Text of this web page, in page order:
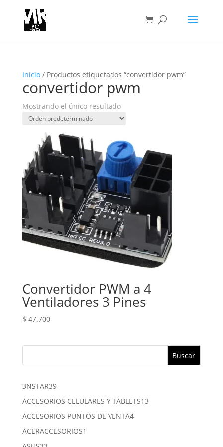
Inicio/ Productos etiquetados “convertidor pwm”
convertidor pwm
Mostrando el único resultado
Convertidor PWM a 4
Ventiladores 3 Pines
$ 47.700
Buscar
3NSTAR3939
productos
ACCESORIOS CELULARES Y TABLETS1313
ACCESORIOS PUNTOS DE VENTA44
ACERACCESORIOS1